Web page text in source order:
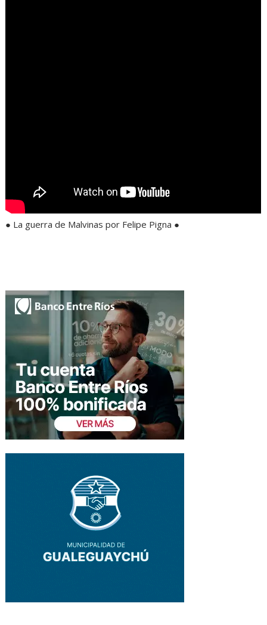
● La guerra de Malvinas por Felipe Pigna ●